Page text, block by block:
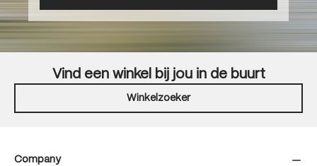
Vind een winkel bij jou in de buurt
Winkelzoeker
Company